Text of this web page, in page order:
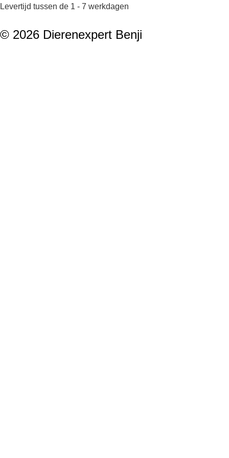
Levertijd tussen de 1 - 7 werkdagen
© 2026 Dierenexpert Benji